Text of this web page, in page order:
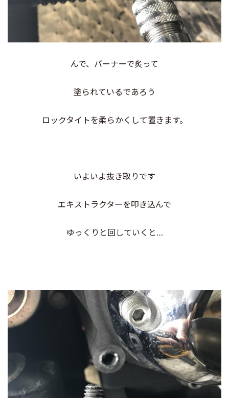
んで、バーナーで炙って
塗られているであろう
ロックタイトを柔らかくして置きます。
いよいよ抜き取りです
エキストラクターを叩き込んで
ゆっくりと回していくと…